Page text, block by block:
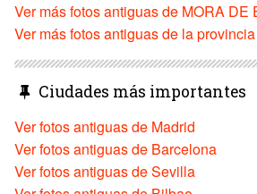
Ver más fotos antiguas de MORA DE
Ver más fotos antiguas de la
Ciudades más importantes
Ver fotos antiguas de Madrid
Ver fotos antiguas de Barcelona
Ver fotos antiguas de Sevilla